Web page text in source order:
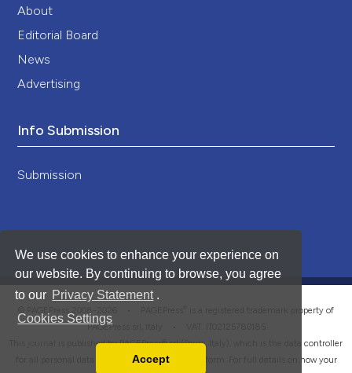
We use cookies to enhance your experience on
our website. By continuing to browse, you agree
to our Privacy Statement .
Cookies Settings
Accept
About
Editorial Board
News
Advertising
Info Submission
Submission
is a registered trademark property of
PAGEPress srl, Italy • VAT: IT02125780185
This journal is published by PAGEPress® srl (Pavia, Italy), which is the data controller
for all personal data processed through this platform. For full details on how your